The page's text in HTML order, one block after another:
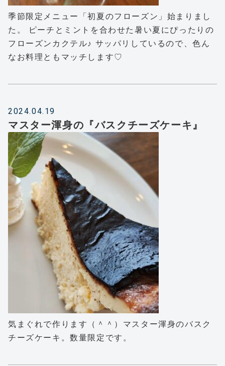
季節限定メニュー「初夏のフローズン」始まりまし
た。 ピーチとミントを合わせた暑い夏にぴったりの
フローズンカクテル♪ サッパリしているので、色ん
なお料理ともマッチします♡
2024.04.19
マスター渾身の『バスクチーズケーキ』
気まぐれで作ります（＾＾）マスター渾身のバスク
チーズケーキ。数量限定です。